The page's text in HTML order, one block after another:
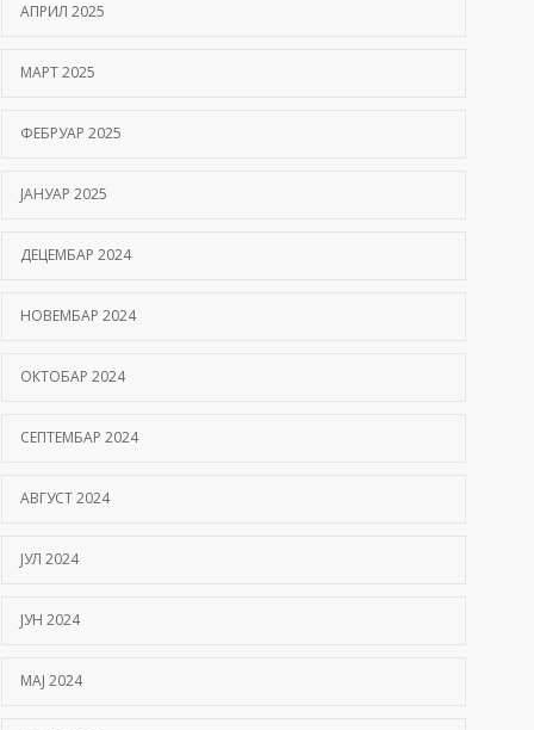
АПРИЛ 2025
МАРТ 2025
ФЕБРУАР 2025
ЈАНУАР 2025
ДЕЦЕМБАР 2024
НОВЕМБАР 2024
ОКТОБАР 2024
СЕПТЕМБАР 2024
АВГУСТ 2024
ЈУЛ 2024
ЈУН 2024
МАЈ 2024